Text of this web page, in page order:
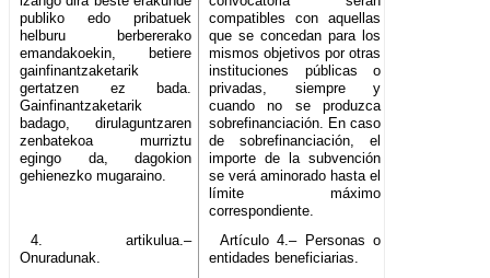
publiko edo pribatuek
helburu berbererako
emandakoekin, betiere
gainfinantzaketarik
gertatzen ez bada.
Gainfinantzaketarik
badago, dirulaguntzaren
zenbatekoa murriztu
egingo da, dagokion
gehienezko mugaraino.
compatibles con aquellas
que se concedan para los
mismos objetivos por otras
instituciones públicas o
privadas, siempre y
cuando no se produzca
sobrefinanciación. En caso
de sobrefinanciación, el
importe de la subvención
se verá aminorado hasta el
límite máximo
correspondiente.
4. artikulua.–
Onuradunak.
Artículo 4.– Personas o
entidades beneficiarias.